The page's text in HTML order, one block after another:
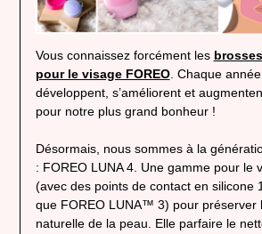
Vous connaissez forcément les
pour le visage FOREO. Chaque
développent, s’améliorent et
pour notre plus grand bonheur !
Désormais, nous sommes à la
: FOREO LUNA 4. Une gamme pour le
(avec des points de contact en silicone
que FOREO LUNA™ 3) pour préserver
naturelle de la peau. Elle parfaire le